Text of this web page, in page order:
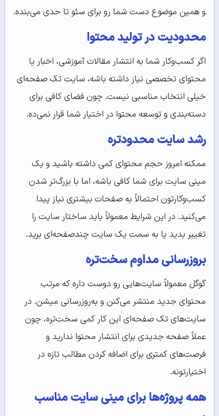
و همین موضوع دست شما رو برای سئو تا حدی می‌بنده.
محدودیت در تولید محتوا
اگر کسب‌وکار شما به انتشار مقالات آموزشی، اخبار یا
محتوای تخصصی نیاز داشته باشه، سایت تک صفحه‌ای
خیلی انتخاب مناسبی نیست. چون فضای کافی برای
دسته‌بندی و توسعه محتوا در اختیار شما قرار نمی‌ده.
رشد سایت محدودتره
ممکنه امروز حجم محتوای کمی داشته باشید و یک
مینی سایت برای شما کافی باشه، اما با بزرگ‌تر شدن
کسب‌وکارتون احتمالاً به صفحات بیشتری نیاز پیدا
می‌کنید. در این شرایط معمولاً باید ساختار سایت را
تغییر بدید یا به سمت یک سایت چندصفحه‌ای برید.
بروزرسانی مداوم سخت‌تره
گوگل معمولاً سایت‌هایی رو دوست داره که مرتب
محتوای جدید منتشر می‌کنن و به‌روزرسانی میشن. در
سایت‌های تک صفحه‌ای این کار کمی سخت‌تره، چون
عملاً صفحه جدیدی برای انتشار محتوا ندارید و
فرصت‌های کمتری برای اضافه کردن مطالب تازه در
اختیارتونه.
همه پروژه‌ها برای مینی سایت مناسب